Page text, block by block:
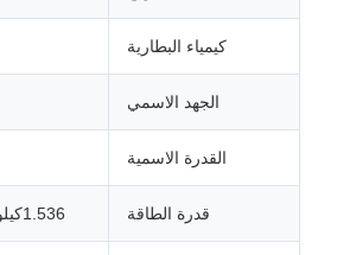
كيمياء البطارية
الجهد الاسمي
القدرة الاسمية
قدرة الطاقة 1.536كيلوواط ساعة